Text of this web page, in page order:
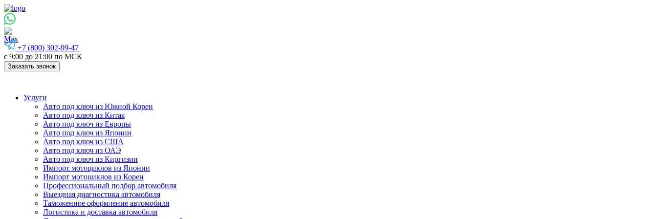
+7 (800) 302-99-47
с 9:00 до 21:00 по МСК
Заказать звонок
Услуги
Авто под ключ из Южной Кореи
Авто под ключ из Китая
Авто под ключ из Европы
Авто под ключ из Японии
Авто под ключ из США
Авто под ключ из ОАЭ
Авто под ключ из Киргизии
Импорт мотоциклов из Японии
Импорт мотоциклов из Кореи
Профессиональный подбор автомобиля
Выездная диагностика автомобиля
Таможенное оформление автомобиля
Логистика и доставка автомобиля